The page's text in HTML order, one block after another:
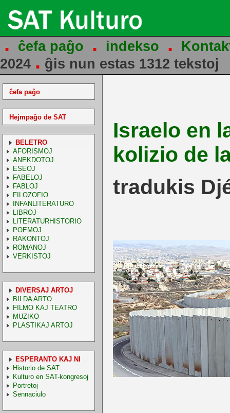
. ĉefa paĝo . indekso .
2024 . ĝis nun estas 1312 tekstoj
ĉefa paĝo
Hejmpaĝo de SAT
BELETRO
AFORISMOJ
ANEKDOTOJ
ESEOJ
FABELOJ
FABLOJ
FILOZOFIO
INFANLITERATURO
LIBROJ
LITERATURHISTORIO
POEMOJ
RAKONTOJ
ROMANOJ
VERKISTOJ
DIVERSAJ ARTOJ
BILDA ARTO
FILMO KAJ TEATRO
MUZIKO
PLASTIKAJ ARTOJ
ESPERANTO KAJ NI
Historio de SAT
Kulturo en SAT-kongresoj
Portretoj
Sennaciulo
Israelo en
kolizio de
tradukis